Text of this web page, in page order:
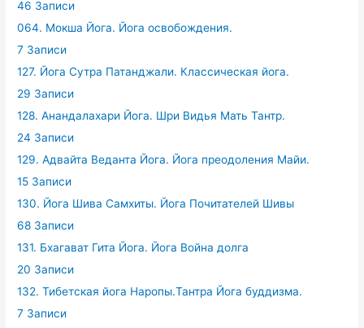
46 Записи
064. Мокша Йога. Йога освобождения.
7 Записи
127. Йога Сутра Патанджали. Классическая йога.
29 Записи
128. Анандалахари Йога. Шри Видья Мать Тантр.
24 Записи
129. Адвайта Веданта Йога. Йога преодоления Майи.
15 Записи
130. Йога Шива Самхиты. Йога Почитателей Шивы
68 Записи
131. Бхагават Гита Йога. Йога Война долга
20 Записи
132. Тибетская йога Наропы.Тантра Йога буддизма.
7 Записи